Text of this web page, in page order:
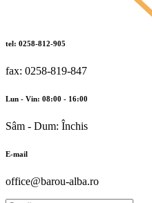
tel: 0258-812-905
fax: 0258-819-847
Lun - Vin: 08:00 - 16:00
Sâm - Dum: Închis
E-mail
office@barou-alba.ro